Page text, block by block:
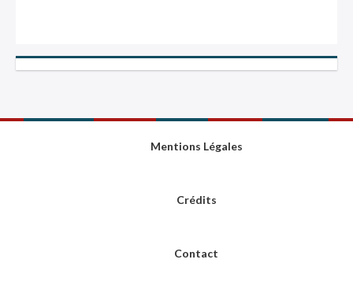
Mentions Légales
Crédits
Contact